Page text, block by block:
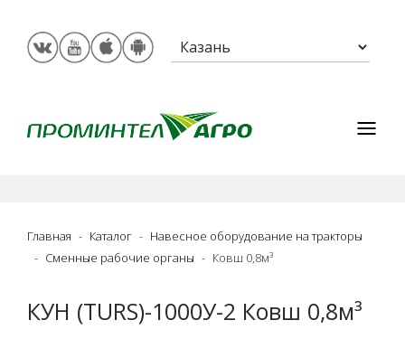
Главная Каталог
Навесное оборудование на тракторы
Сменные рабочие органы
Ковш 0,8м³
КУН (TURS)-1000У-2 Ковш 0,8м³